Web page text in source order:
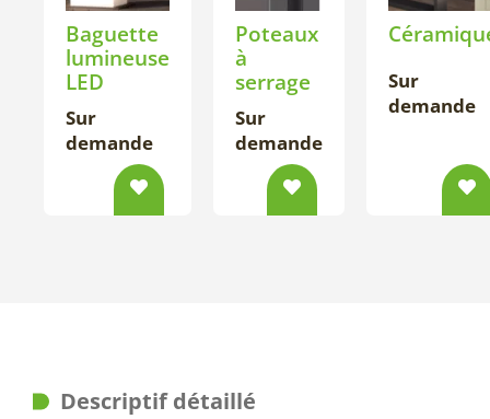
Baguette
lumineuse
LED
Sur
demande
Poteaux
à
serrage
Sur
demande
Sur
demande
Descriptif détaillé